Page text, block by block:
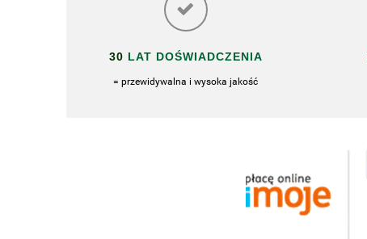
30 LAT DOŚWIADCZENIA
= przewidywalna i wysoka jakość